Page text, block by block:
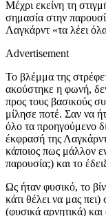
Μέχρι εκείνη τη
σημασία στην
Λαγκάρντ «τα λέει
Advertisement
Το βλέμμα της
ακούστηκε η φωνή,
προς τους βασικούς
μίλησε ποτέ. Σαν να
όλo τα προηγούμενο
έκφρασή της
κάποιος πως μάλλον
παρουσία;) και το
Ως ήταν φυσικό, το
κάτι θέλει να μας
(φυσικά αρνητικά)